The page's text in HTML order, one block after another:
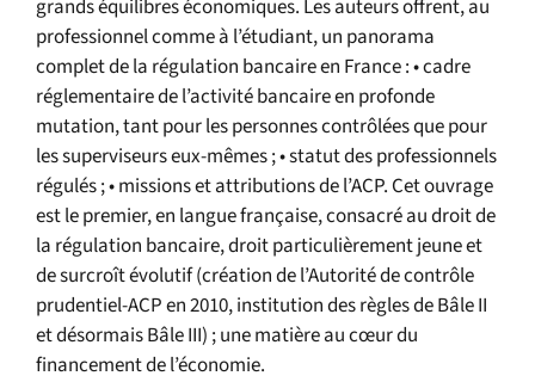
grands équilibres économiques. Les auteurs offrent, au
professionnel comme à l’étudiant, un panorama
complet de la régulation bancaire en France : • cadre
réglementaire de l’activité bancaire en profonde
mutation, tant pour les personnes contrôlées que pour
les superviseurs eux-mêmes ; • statut des professionnels
régulés ; • missions et attributions de l’ACP. Cet ouvrage
est le premier, en langue française, consacré au droit de
la régulation bancaire, droit particulièrement jeune et
de surcroît évolutif (création de l’Autorité de contrôle
prudentiel-ACP en 2010, institution des règles de Bâle II
et désormais Bâle III) ; une matière au cœur du
financement de l’économie.